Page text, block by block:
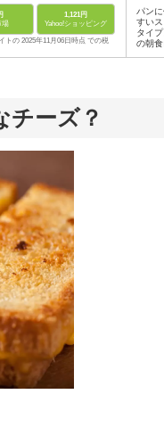
場
1,121円
Yahoo!ショッピング
トの 2025年11月06日時点 での税
パン
すいス
タイ
の朝食
チーズ？